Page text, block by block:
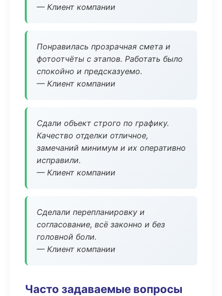
— Клиент компании
Понравилась прозрачная смета и
фотоотчёты с этапов. Работать было
спокойно и предсказуемо.
— Клиент компании
Сдали объект строго по графику.
Качество отделки отличное,
замечаний минимум и их оперативно
исправили.
— Клиент компании
Сделали перепланировку и
согласование, всё законно и без
головной боли.
— Клиент компании
Часто задаваемые вопросы